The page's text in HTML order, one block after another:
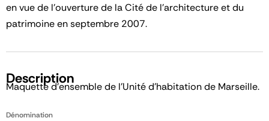
en vue de l'ouverture de la Cité de l'architecture et du
patrimoine en septembre 2007.
Description
Maquette d'ensemble de l'Unité d'habitation de Marseille.
Dénomination